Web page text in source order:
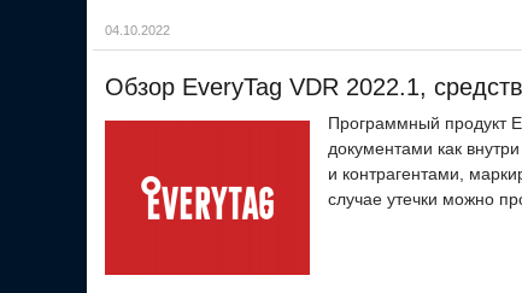
04.10.2022
Обзор EveryTag VDR 2022.1,
Программный продукт
документами как
и контрагентами,
случае утечки можно